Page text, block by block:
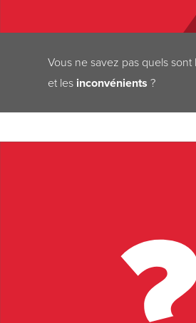
Vous ne savez pas quels
et les inconvénients ?